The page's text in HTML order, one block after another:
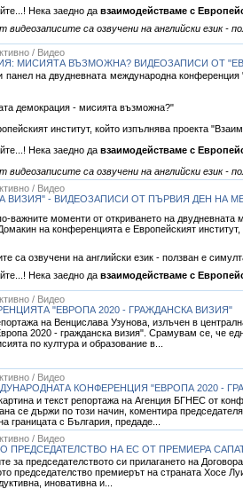
Нека заедно да взаимодействаме с
са озвучени на английски език -
/ Видео
МИСИЯТА ВЪЗМОЖНА? ВИДЕОЗАПИСИ ОТ
панел на двудневната международна
демокрация - мисията възможна?"
институт, който изпълнява проекта
Нека заедно да взаимодействаме с
са озвучени на английски език -
/ Видео
ВИЗИЯ" - ВИДЕОЗАПИСИ ОТ ПЪРВИЯ ДЕН НА
важните моменти от откриването на
на конференцията е Европейският
са озвучени на английски език - ползван е
Нека заедно да взаимодействаме с
/ Видео
"ЕВРОПА 2020 - ГРАЖДАНСКА ВИЗИЯ"
на Венцислава Узунова, излъчен в
2020 - гражданска визия". Срамувам се, че
по култура и образование в...
/ Видео
КОНФЕРЕНЦИЯ "ЕВРОПА 2020 -
и текст репортажа на Агенция БГНЕС от
се държи по този начин, коментира
границата с България, предаде...
/ Видео
ПРЕДСЕДАТЕЛСТВО НА ЕС ОТ ПРЕМИЕРА
за председателството си прилагането на
председателство премиерът на страната Хосе
иновативна и...